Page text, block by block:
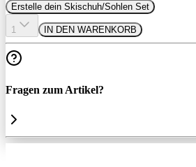
Erstelle dein Skischuh/Sohlen Set
1 IN DEN WARENKORB
Fragen zum Artikel?